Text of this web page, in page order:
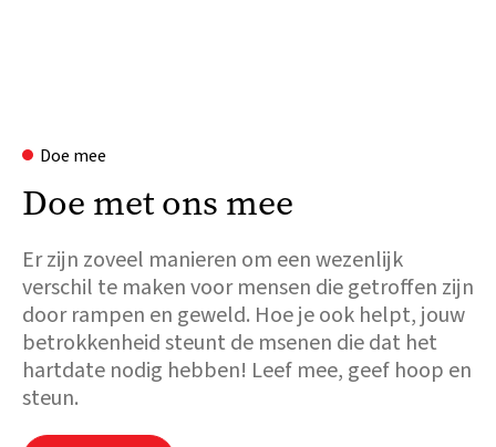
Doe mee
Doe met ons mee
Er zijn zoveel manieren om een wezenlijk
verschil te maken voor mensen die getroffen zijn
door rampen en geweld. Hoe je ook helpt, jouw
betrokkenheid steunt de msenen die dat het
hartdate nodig hebben! Leef mee, geef hoop en
steun.